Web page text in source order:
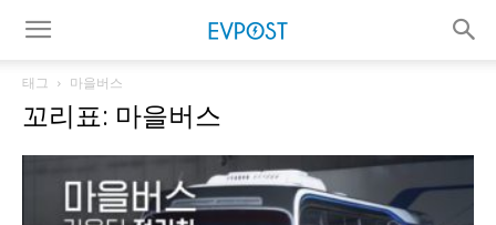
태그 마을버스
꼬리표: 마을버스